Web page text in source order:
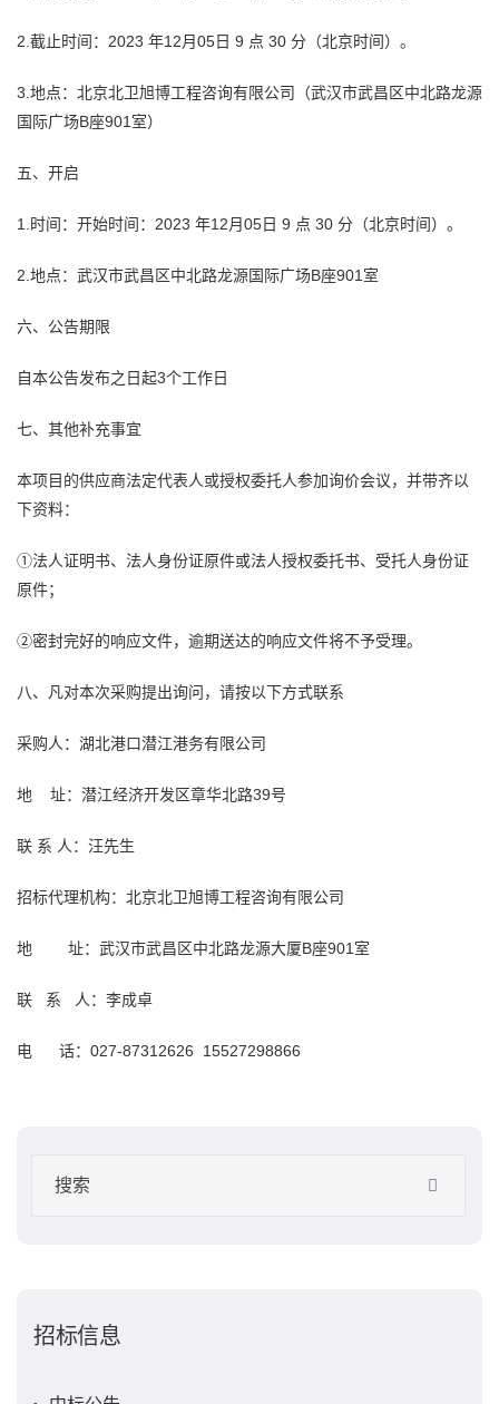
2.截止时间：2023 年12月05日 9 点 30 分（北京时间）。
3.地点：北京北卫旭博工程咨询有限公司（武汉市武昌区中北路龙源
国际广场B座901室）
五、开启
1.时间：开始时间：2023 年12月05日 9 点 30 分（北京时间）。
2.地点：武汉市武昌区中北路龙源国际广场B座901室
六、公告期限
自本公告发布之日起3个工作日
七、其他补充事宜
本项目的供应商法定代表人或授权委托人参加询价会议，并带齐以
下资料：
①法人证明书、法人身份证原件或法人授权委托书、受托人身份证
原件；
②密封完好的响应文件，逾期送达的响应文件将不予受理。
八、凡对本次采购提出询问，请按以下方式联系
采购人：湖北港口潜江港务有限公司
地 址：潜江经济开发区章华北路39号
联 系 人：汪先生
招标代理机构：北京北卫旭博工程咨询有限公司
地 址：武汉市武昌区中北路龙源大厦B座901室
联 系 人：李成卓
电 话：027-87312626 15527298866
招标信息